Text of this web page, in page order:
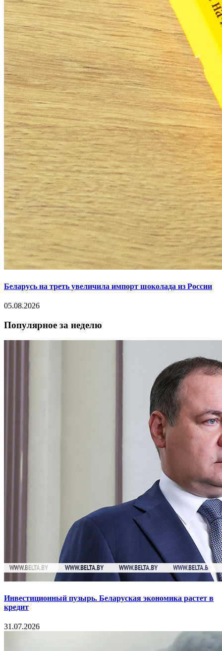
Беларусь на треть увеличила импорт шоколада из России
05.08.2026
Популярное за неделю
Инвестиционный пузырь. Беларуская экономика растет в
кредит
31.07.2026